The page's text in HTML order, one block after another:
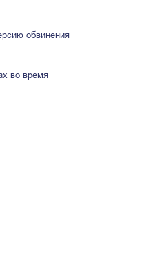
обвинения
во время